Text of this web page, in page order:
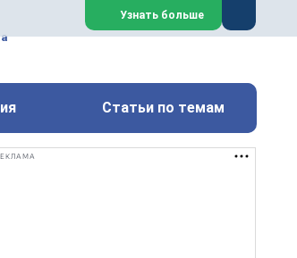
Закрыть
Узнать больше
Статьи по темам